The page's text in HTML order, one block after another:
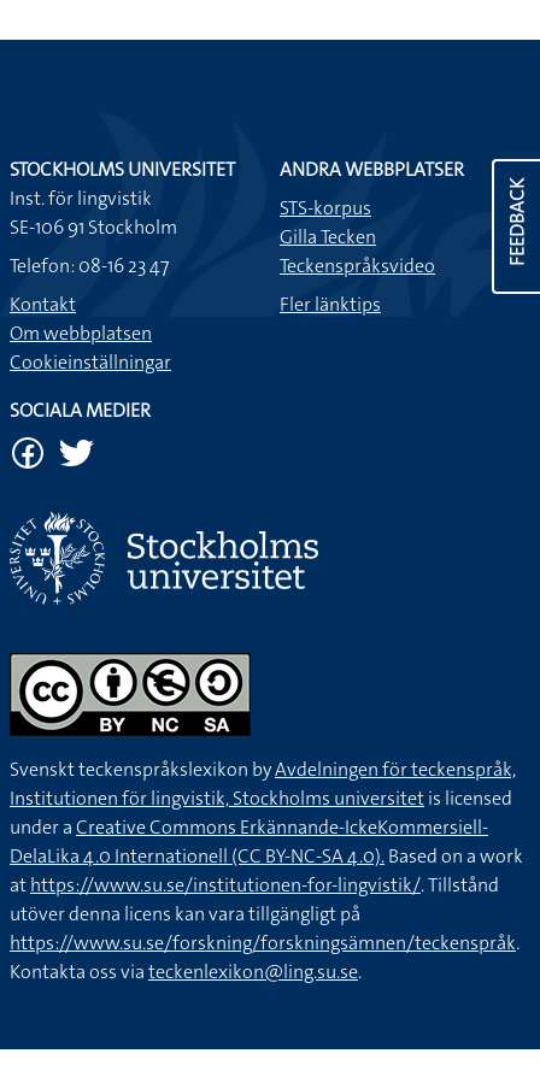
FEEDBACK
STOCKHOLMS UNIVERSITET
Inst. för lingvistik
SE-106 91 Stockholm
Telefon: 08-16 23 47
Kontakt
Om webbplatsen
Cookieinställningar
ANDRA WEBBPLATSER
STS-korpus
Gilla Tecken
Teckenspråksvideo
Fler länktips
SOCIALA MEDIER
Svenskt teckenspråkslexikon byAvdelningen för teckenspråk,
Institutionen för lingvistik, Stockholms universitetis licensed
under aCreative Commons Erkännande-IckeKommersiell-
DelaLika 4.0 Internationell (CC BY-NC-SA 4.0).Based on a work
athttps://www.su.se/institutionen-for-lingvistik/. Tillstånd
utöver denna licens kan vara tillgängligt på
https://www.su.se/forskning/forskningsämnen/teckenspråk.
Kontakta oss viateckenlexikon@ling.su.se.